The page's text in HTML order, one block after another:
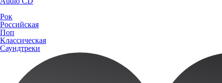
Рок
Российская
Поп
Классическая
Саундтреки